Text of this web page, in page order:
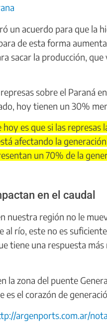
un acuerdo para que la
de esta forma
sacar la producción,
sobre el Paraná
hoy tienen un 30%
es que si las
afectando la
un 70% de la
en el caudal
nuestra región no le
al río, este no es
tiene una respuesta
la zona del puente
es el corazón de
argenports.com.ar/